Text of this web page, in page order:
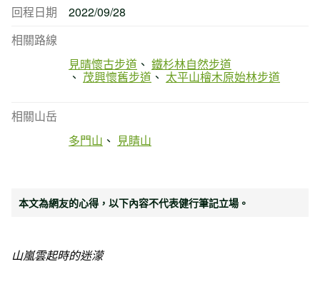
回程日期
2022/09/28
相關路線
見晴懷古步道
鐵杉林自然步道
茂興懷舊步道 太平山檜木原始林步道
相關山岳
多門山
見睛山
本文為網友的心得，以下內容不代表健行筆記立場。
山嵐雲起時的迷濛